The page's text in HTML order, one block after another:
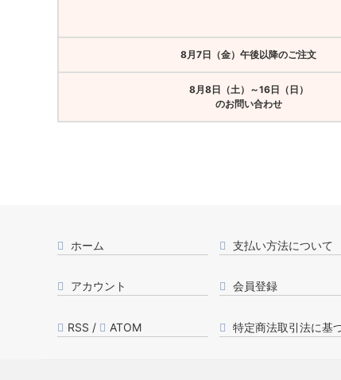
8月7日（金）午後以降のご注文
8月8日（土）～16日（日）
のお問い合わせ
ホーム 支払い方法について
アカウント 会員登録
RSS / ATOM 特定商法取引法に基